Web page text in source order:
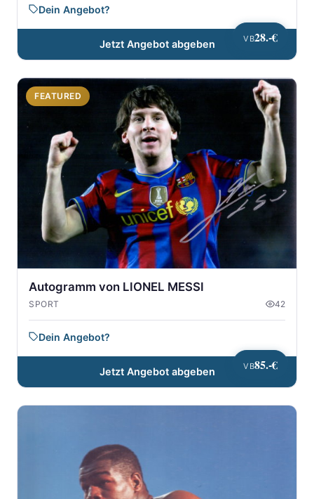
VB28.-€
Dein Angebot?
Jetzt Angebot abgeben
FEATURED
VB85.-€
Autogramm von LIONEL MESSI
SPORT 42
Dein Angebot?
Jetzt Angebot abgeben